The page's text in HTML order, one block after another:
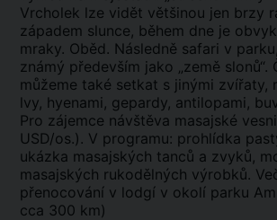
Vrcholek lze vidět většinou jen brzy
západem slunce, během dne je
mraky. Oběd. Následně safari v
známý především jako „země slonů“.
můžeme také setkat s jinými zvířaty,
lvy, hyenami, gepardy, antilopami,
Pro zájemce návštěva masajské
USD/os.). V programu: prohlídka
ukázka masajských tanců a zvyků,
masajských rukodělných výrobků.
přenocování v lodgí v okolí parku
cca 300 km)